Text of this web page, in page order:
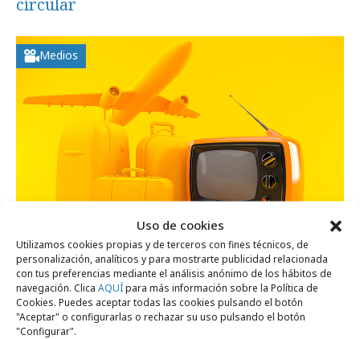
Uso de cookies
Utilizamos cookies propias y de terceros con fines técnicos, de
personalización, analíticos y para mostrarte publicidad relacionada
con tus preferencias mediante el análisis anónimo de los hábitos de
navegación. Clica AQUÍpara más información sobre la Política de
Cookies. Puedes aceptar todas las cookies pulsando el botón
"Aceptar" o configurarlas o rechazar su uso pulsando el botón
"Configurar".
Medios
viernes, 7 de agosto 2026
La televisión es el dispositivo líder en
verano, por delante del móvil